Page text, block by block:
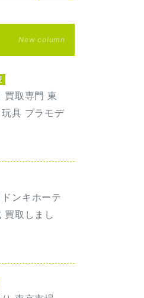
New column
買取専門 東
具 プラモデ
ンキホーテ
買取しまし